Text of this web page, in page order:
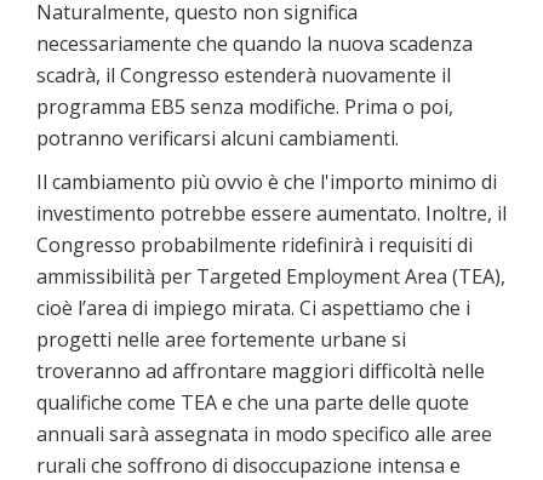
Naturalmente, questo non significa
necessariamente che quando la nuova scadenza
scadrà, il Congresso estenderà nuovamente il
programma EB5 senza modifiche. Prima o poi,
potranno verificarsi alcuni cambiamenti.
Il cambiamento più ovvio è che l'importo minimo di
investimento potrebbe essere aumentato. Inoltre, il
Congresso probabilmente ridefinirà i requisiti di
ammissibilità per Targeted Employment Area (TEA),
cioè l’area di impiego mirata. Ci aspettiamo che i
progetti nelle aree fortemente urbane si
troveranno ad affrontare maggiori difficoltà nelle
qualifiche come TEA e che una parte delle quote
annuali sarà assegnata in modo specifico alle aree
rurali che soffrono di disoccupazione intensa e